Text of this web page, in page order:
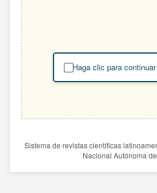
Haga clic para continuar
Sistema de revistas científicas
Nacional Autónoma